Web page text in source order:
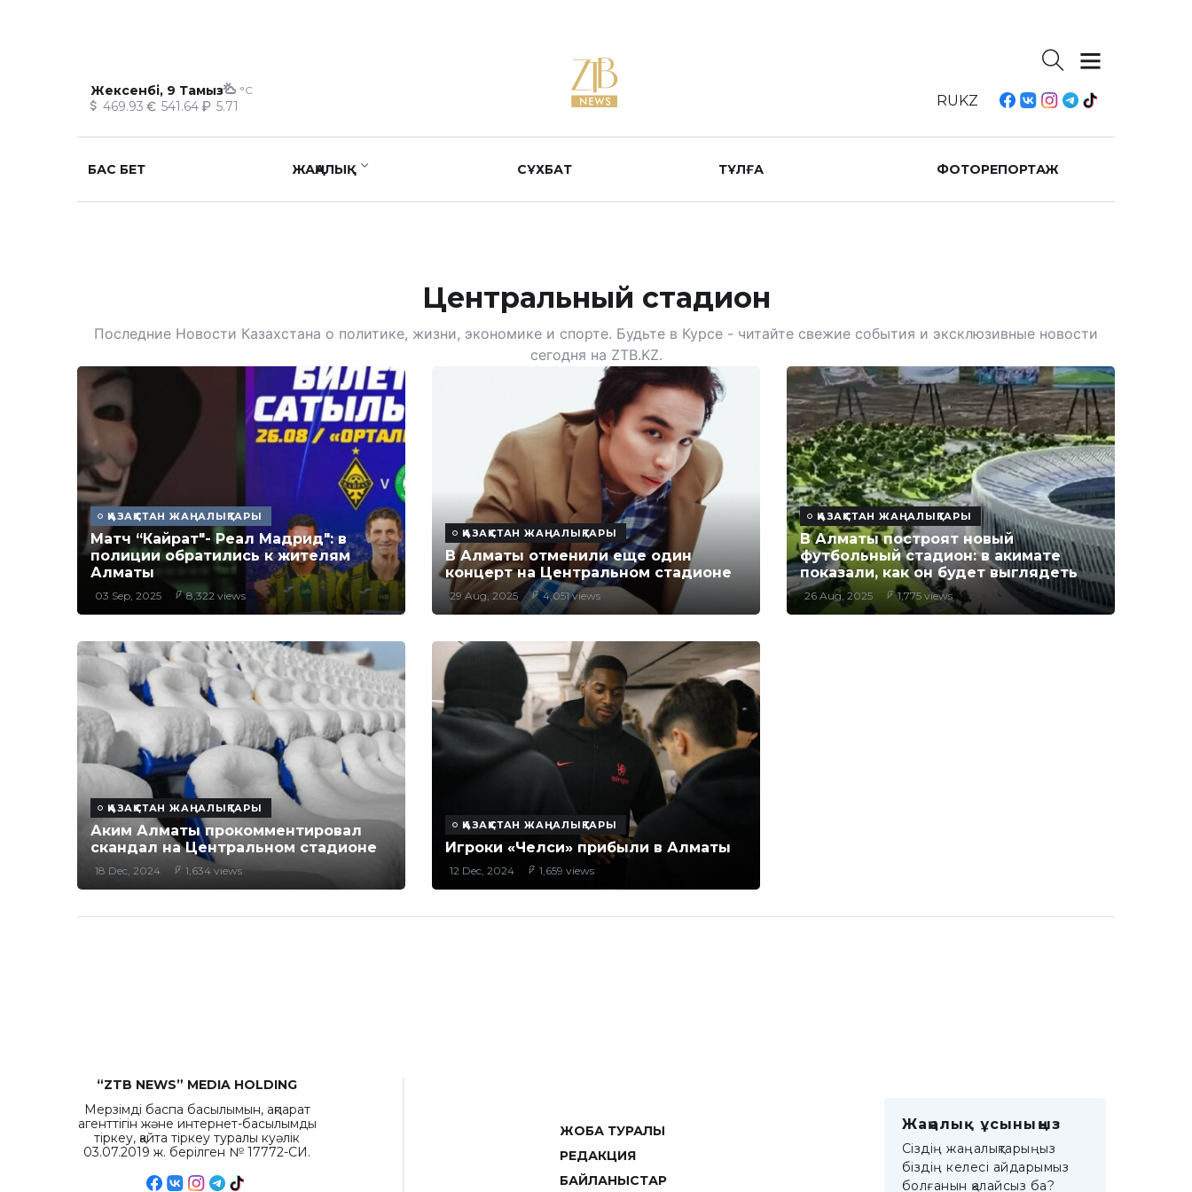
Жексенбі, 9 Тамыз °C
469.93 541.64 5.71 RUKZ
БАС БЕТ ЖАҢАЛЫҚ СҰХБАТ ТҰЛҒА ФОТОРЕПОРТАЖ
Центральный стадион
Последние Новости Казахстана о политике, жизни, экономике и спорте. Будьте в Курсе - читайте свежие события и эксклюзивные новости
сегодня на ZTB.KZ.
ҚАЗАҚСТАН ЖАҢАЛЫҚТАРЫ
Матч “Кайрат"- Реал Мадрид": в
полиции обратились к жителям
Алматы
03 Sep, 2025 8,322 views
ҚАЗАҚСТАН ЖАҢАЛЫҚТАРЫ
В Алматы отменили еще один
концерт на Центральном стадионе
29 Aug, 2025 4,051 views
ҚАЗАҚСТАН ЖАҢАЛЫҚТАРЫ
В Алматы построят новый
футбольный стадион: в акимате
показали, как он будет выглядеть
26 Aug, 2025 1,775 views
ҚАЗАҚСТАН ЖАҢАЛЫҚТАРЫ
Аким Алматы прокомментировал
скандал на Центральном стадионе
18 Dec, 2024 1,634 views
ҚАЗАҚСТАН ЖАҢАЛЫҚТАРЫ
Игроки «Челси» прибыли в Алматы
12 Dec, 2024 1,659 views
“ZTB NEWS” MEDIA HOLDING
Мерзімді баспа басылымын, ақпарат
агенттігін және интернет-басылымды
тіркеу, қайта тіркеу туралы куәлік
03.07.2019 ж. берілген № 17772-СИ.
ЖОБА ТУРАЛЫ
РЕДАКЦИЯ
БАЙЛАНЫСТАР
Жаңалық ұсыныңыз
Сіздің жаңалықтарыңыз
біздің келесі айдарымыз
болғанын қалайсыз ба?